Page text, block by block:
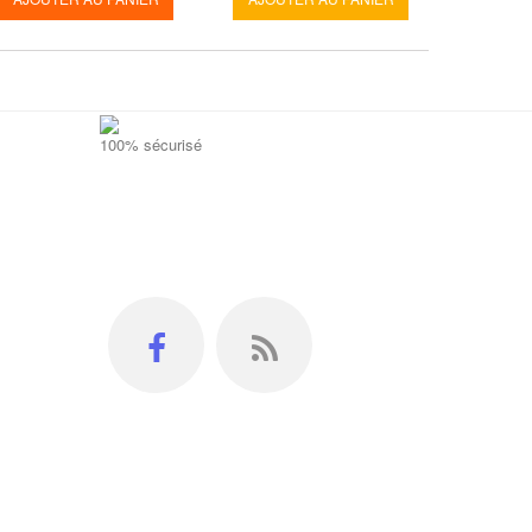
100% sécurisé